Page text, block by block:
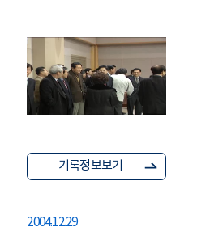
기록정보보기
2004.12.29